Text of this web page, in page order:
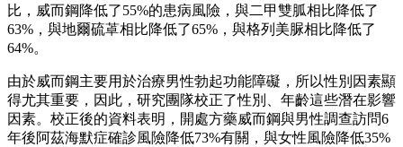
比，威而鋼降低了55%的患病風險，與二甲雙胍相比降低了
63%，與地爾硫䓬相比降低了65%，與格列美脲相比降低了
64%。
由於威而鋼主要用於治療男性勃起功能障礙，所以性別因素顯
得尤其重要，因此，研究團隊校正了性別、年齡這些潛在影響
因素。校正後的資料表明，開處方藥威而鋼與男性調查訪問6
年後阿茲海默症確診風險降低73%有關，與女性風險降低35%